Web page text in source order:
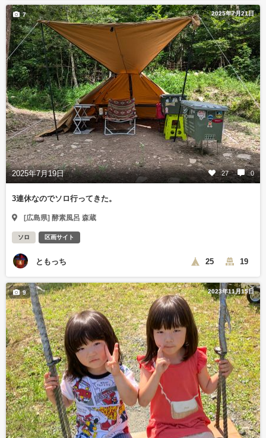
2025年7月21日
2025年7月19日 27 0
7
3連休なのでソロ行ってきた。
[広島県] 酵素風呂 森蔵
ソロ 区画サイト
ともっち 25 19
2023年11月15日
9